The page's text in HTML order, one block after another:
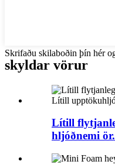
Skrifaðu skilaboðin þín hér
skyldar vörur
Lítill
hljóðnemi